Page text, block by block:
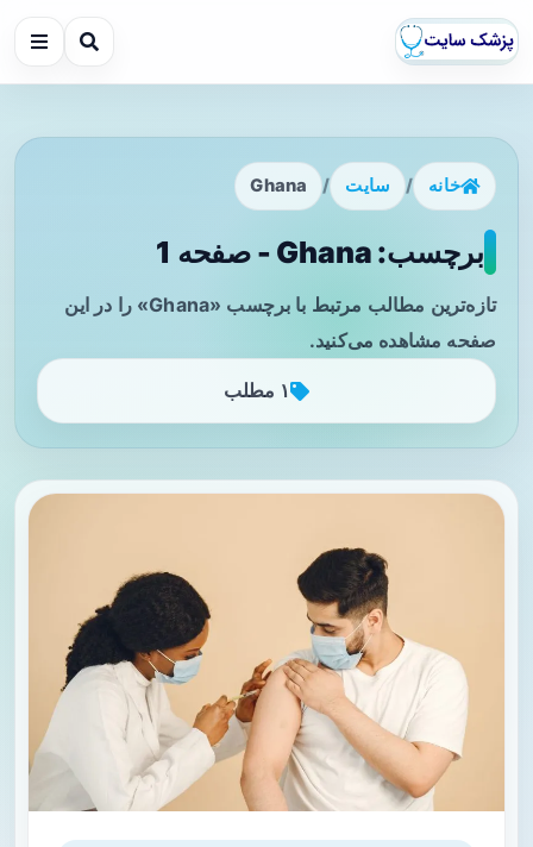
خانه / سایت /
Ghana
برچسب: Ghana - صفحه 1
تازه‌ترین مطالب مرتبط با برچسب «Ghana» را در این
صفحه مشاهده می‌کنید.
۱ مطلب